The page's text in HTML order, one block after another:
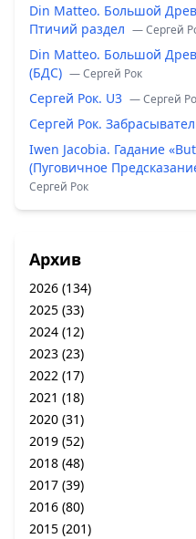
Din Matteo. Большой
Птичий раздел — Сергей
Din Matteo. Большой
(БДС) — Сергей Рок
Сергей Рок. U3 — Сергей
Сергей Рок.
Iwen Jacobia. Гадание
(Пуговичное
Сергей Рок
Архив
2026 (134)
2025 (33)
2024 (12)
2023 (23)
2022 (17)
2021 (18)
2020 (31)
2019 (52)
2018 (48)
2017 (39)
2016 (80)
2015 (201)